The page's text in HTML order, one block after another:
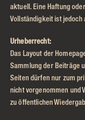
aktuell. Eine Haftung
Vollständigkeit ist jedoch
Urheberrecht:
Das Layout der
Sammlung der Beiträge
Seiten dürfen nur zum
nicht vorgenommen und
zu öffentlichen